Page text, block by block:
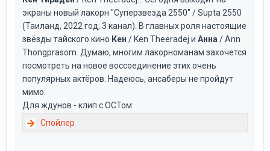
экраны новый лакорн "Суперзвезда 2550" / Supta 2550
(Таиланд, 2022 год, 3 канал). В главных роля настоящие
звёзды тайского кино Кен / Ken Theeradej и Анна / Ann
Thongprasom. Думаю, многим лакорноманам захочется
посмотреть на новое воссоединение этих очень
популярных актёров. Надеюсь, ансаберы не пройдут
мимо.
Для ждунов - клип с ОСТом: